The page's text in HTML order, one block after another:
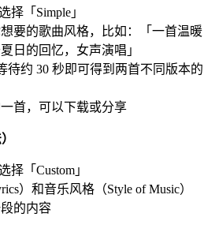
择「Simple」
要的歌曲风格，比如：「一首温暖
日的回忆，女声演唱」
待约 30 秒即可得到两首不同版本的
首，可以下载或分享
择「Custom」
）和音乐风格（Style of Music）
的内容